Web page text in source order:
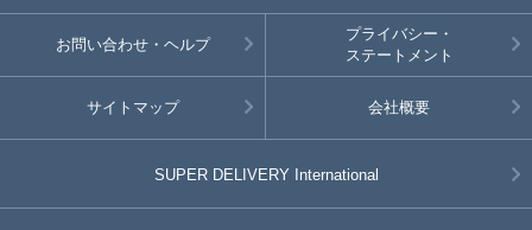
お問い合わせ・ヘルプ
プライバシー・
ステートメント
サイトマップ 会社概要
SUPER DELIVERY International